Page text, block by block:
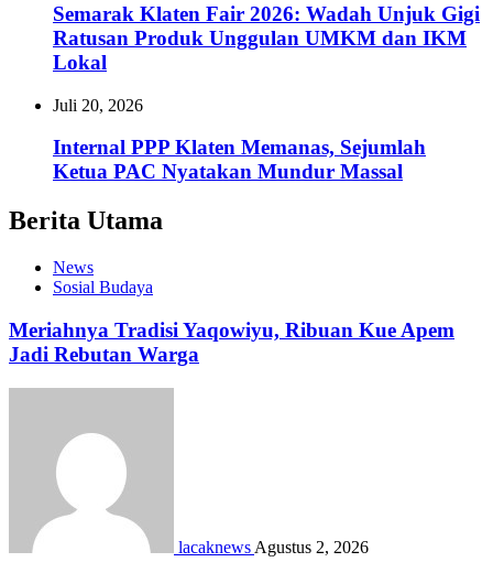
Semarak Klaten Fair 2026: Wadah Unjuk Gigi
Ratusan Produk Unggulan UMKM dan IKM
Lokal
Juli 20, 2026
Internal PPP Klaten Memanas, Sejumlah
Ketua PAC Nyatakan Mundur Massal
Berita Utama
News
Sosial Budaya
Meriahnya Tradisi Yaqowiyu, Ribuan Kue Apem
Jadi Rebutan Warga
lacaknews Agustus 2, 2026